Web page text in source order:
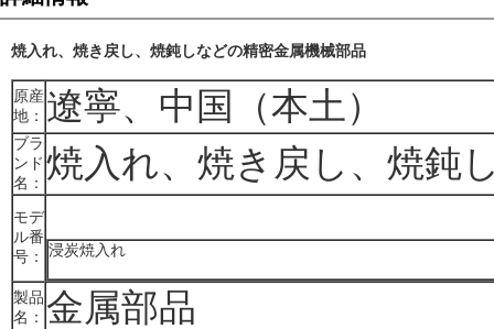
焼入れ、焼き戻し、焼鈍しなどの精密金属機械部品
原産
地： 遼寧、中国（本土）
ブラ
ンド
名： 焼入れ、焼き戻し、焼鈍
モデ
ル番
号：
浸炭焼入れ
製品
名： 金属部品